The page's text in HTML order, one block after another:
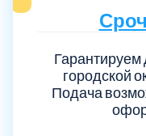
Гарантируем
городской
Подача